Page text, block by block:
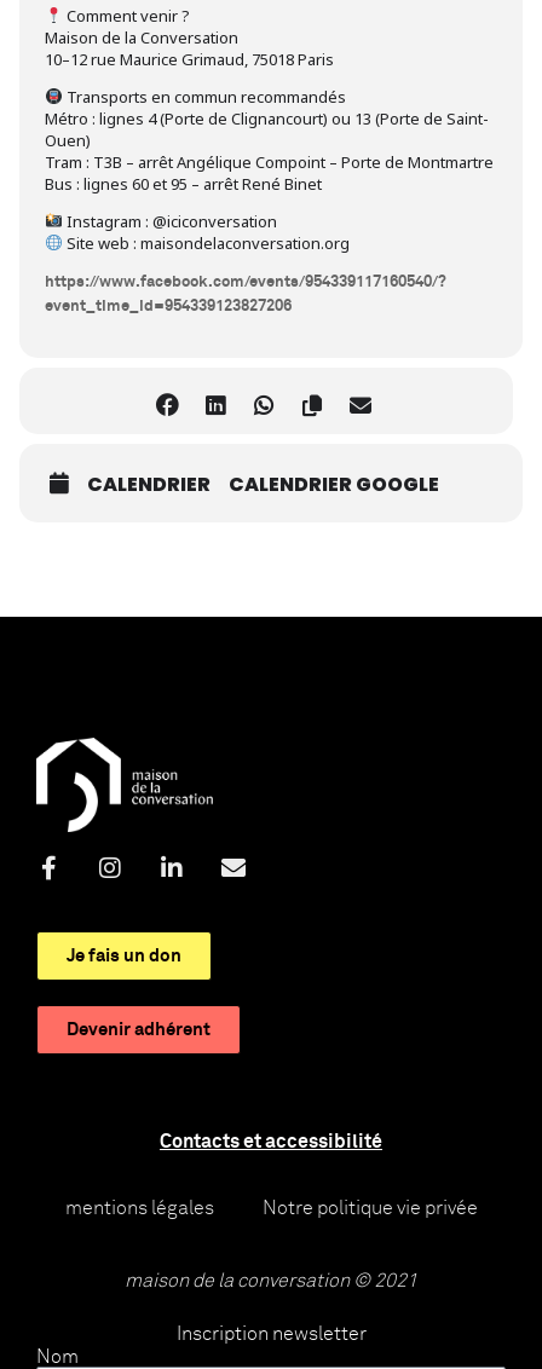
Comment venir ?
Maison de la Conversation
10–12 rue Maurice Grimaud, 75018 Paris
Transports en commun recommandés
Métro : lignes 4 (Porte de Clignancourt) ou 13 (Porte de Saint-
Ouen)
Tram : T3B – arrêt Angélique Compoint – Porte de Montmartre
Bus : lignes 60 et 95 – arrêt René Binet
Instagram : @iciconversation
Site web : maisondelaconversation.org
https://www.facebook.com/events/954339117160540/?
event_time_id=954339123827206
CALENDRIER CALENDRIER GOOGLE
Je fais un don
Devenir adhérent
Contacts et accessibilité
mentions légales Notre politique vie privée
maison de la conversation © 2021
Inscription newsletter
Nom